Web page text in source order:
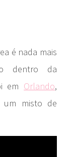
é nada mais
dentro da
em Orlando,
um misto de